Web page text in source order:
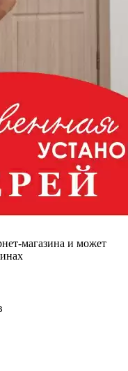
магазина и может